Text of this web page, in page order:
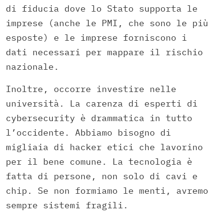
di fiducia dove lo Stato supporta le
imprese (anche le PMI, che sono le più
esposte) e le imprese forniscono i
dati necessari per mappare il rischio
nazionale.
Inoltre, occorre investire nelle
università. La carenza di esperti di
cybersecurity è drammatica in tutto
l’occidente. Abbiamo bisogno di
migliaia di hacker etici che lavorino
per il bene comune. La tecnologia è
fatta di persone, non solo di cavi e
chip. Se non formiamo le menti, avremo
sempre sistemi fragili.